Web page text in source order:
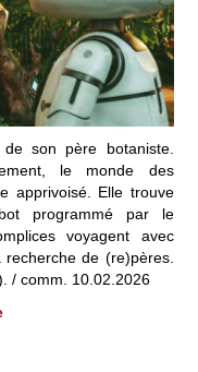
son père botaniste.
le monde des
apprivoisé. Elle trouve
programmé par le
voyagent avec
de (re)pères.
/ comm. 10.02.2026